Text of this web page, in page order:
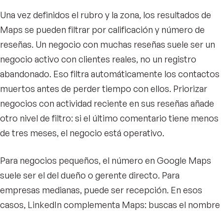
Una vez definidos el rubro y la zona, los resultados de
Maps se pueden filtrar por calificación y número de
reseñas. Un negocio con muchas reseñas suele ser un
negocio activo con clientes reales, no un registro
abandonado. Eso filtra automáticamente los contactos
muertos antes de perder tiempo con ellos. Priorizar
negocios con actividad reciente en sus reseñas añade
otro nivel de filtro: si el último comentario tiene menos
de tres meses, el negocio está operativo.
Para negocios pequeños, el número en Google Maps
suele ser el del dueño o gerente directo. Para
empresas medianas, puede ser recepción. En esos
casos, LinkedIn complementa Maps: buscas el nombre